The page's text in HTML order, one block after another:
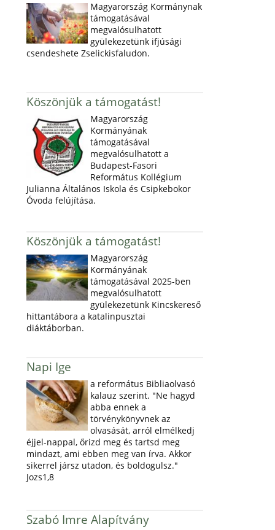
Magyarország Kormánynak
támogatásával
megvalósulhatott
gyülekezetünk ifjúsági
csendeshete Zselickisfaludon.
Köszönjük a támogatást!
Magyarország
Kormányának
támogatásával
megvalósulhatott a
Budapest-Fasori
Református Kollégium
Julianna Általános Iskola és Csipkebokor
Óvoda felújítása.
Köszönjük a támogatást!
Magyarország
Kormányának
támogatásával 2025-ben
megvalósulhatott
gyülekezetünk Kincskereső
hittantábora a katalinpusztai
diáktáborban.
Napi Ige
a református Bibliaolvasó
kalauz szerint. "Ne hagyd
abba ennek a
törvénykönyvnek az
olvasását, arról elmélkedj
éjjel-nappal, őrizd meg és tartsd meg
mindazt, ami ebben meg van írva. Akkor
sikerrel jársz utadon, és boldogulsz."
Jozs1,8
Szabó Imre Alapítvány